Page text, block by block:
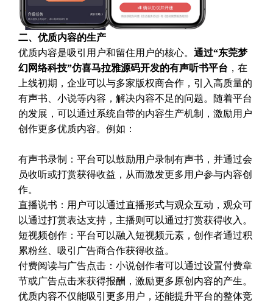
二、优质内容的生产
优质内容是吸引用户和留住用户的核心。 通过“东莞梦
幻网络科技”仿喜马拉雅源码开发的有声听书平台 ，在
上线初期，企业可以与多家版权商合作，引入高质量的
有声书、小说等内容，解决内容不足的问题。随着平台
的发展，可以通过系统自带的内容生产机制，激励用户
创作更多优质内容。例如：
有声书录制：平台可以鼓励用户录制有声书，并通过会
员收听或打赏获得收益，从而激发更多用户参与内容创
作。
直播说书：用户可以通过直播形式与观众互动，观众可
以通过打赏表达支持，主播则可以通过打赏获得收入。
短视频创作：平台可以融入短视频元素，创作者通过积
累粉丝、吸引广告商合作获得收益。
付费阅读与广告点击：小说创作者可以通过设置付费章
节或广告点击来获得报酬，激励更多原创内容的产生。
优质内容不仅能吸引更多用户，还能提升平台的整体竞